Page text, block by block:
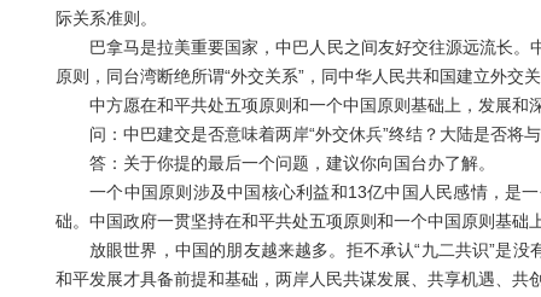
际关系准则。
巴拿马是拉美重要国家，中巴人民之间友好交往源远流长。
原则，同台湾断绝所谓“外交关系”，同中华人民共和国建立外
中方愿在和平共处五项原则和一个中国原则基础上，发展和
问：中巴建交是否意味着两岸“外交休兵”终结？大陆是否将
答：关于你提的最后一个问题，建议你向国台办了解。
一个中国原则涉及中国核心利益和13亿中国人民感情，是一
础。中国政府一贯坚持在和平共处五项原则和一个中国原则基础
放眼世界，中国的朋友越来越多。拒不承认“九二共识”是没
和平发展才具备前提和基础，两岸人民共谋发展、共享机遇、共